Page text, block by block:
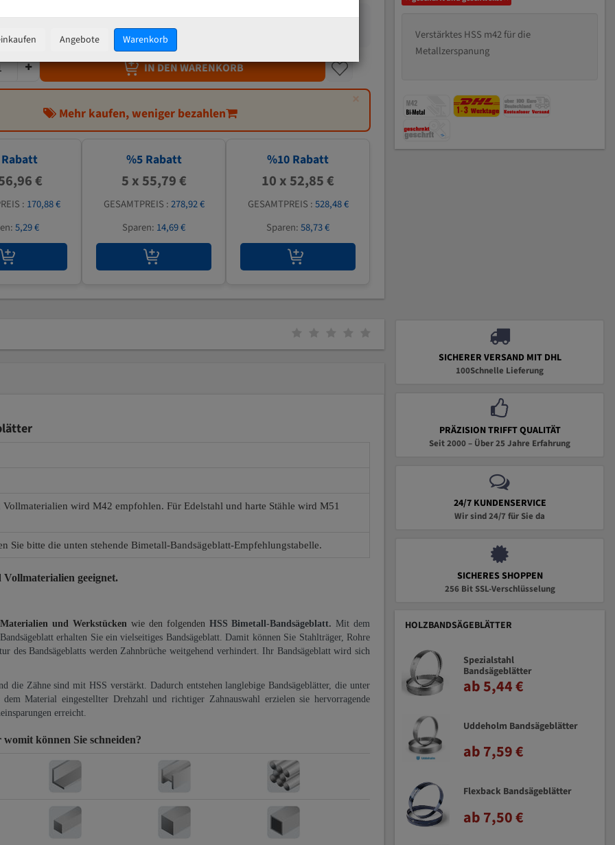
58,72 €
zzgl.Versandkosten
IN DEN WARENKORB
×
Mehr kaufen, weniger bezahlen
€
: 170,88 €
5,29 €
%5Rabatt
5 x 55,79 €
GESAMTPREIS :278,92 €
Sparen: 14,69 €
%10 Rabatt
10 x 52,85 €
GESAMTPREIS :528,48 €
Sparen:58,73 €
Verstärktes HSS m42 für die
Metallzerspanung
wird M42 empfohlen. Für Edelstahl und harte Stähle wird M51
Sie bitte die unten stehende Bimetall-Bandsägeblatt-Empfehlungstabelle.
geeignet.
und Werkstücken wie den folgenden HSS Bimetall-Bandsägeblatt. Mit dem
erhalten Sie ein vielseitiges Bandsägeblatt. Damit können Sie Stahlträger, Rohre
des Bandsägeblatts werden Zahnbrüche weitgehend verhindert. Ihr Bandsägeblatt wird sich
die Zähne sind mit HSS verstärkt. Dadurch entstehen langlebige Bandsägeblätter, die unter
Material eingestellter Drehzahl und richtiger Zahnauswahl erzielen sie hervorragende
erreicht.
womit können Sie schneiden?
SICHERER VERSAND MIT DHL
100Schnelle Lieferung
PRÄZISION TRIFFT QUALITÄT
Seit 2000 – Über 25 Jahre Erfahrung
24/7 KUNDENSERVICE
Wir sind 24/7 für Sie da
SICHERES SHOPPEN
256 Bit SSL-Verschlüsselung
HOLZBANDSÄGEBLÄTTER
Spezialstahl
Bandsägeblätter
ab 5,44 €
Uddeholm Bandsägeblätter
ab 7,59 €
Flexback Bandsägeblätter
ab 7,50 €
Angebote Warenkorb